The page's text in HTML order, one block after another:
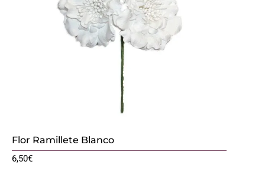
Flor Ramillete Blanco
6,50€